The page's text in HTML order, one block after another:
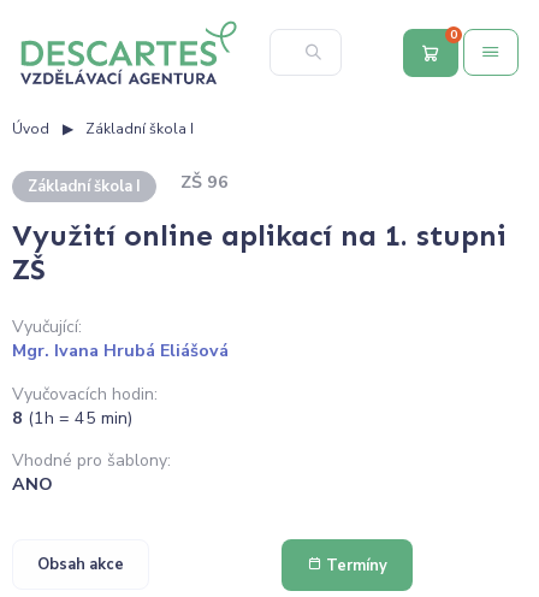
0
Úvod Základní škola I
Základní škola I ZŠ 96
Využití online aplikací na 1. stupni
ZŠ
Vyučující:
Mgr. Ivana Hrubá Eliášová
Vyučovacích hodin:
8 (1h = 45 min)
Vhodné pro šablony:
ANO
Obsah akce Termíny